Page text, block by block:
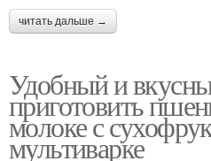
читать дальше →
Удобный и
приготовить
молоке с
мультиварке